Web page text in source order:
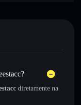
diretamente na